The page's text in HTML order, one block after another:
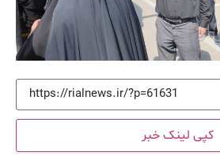
کپی لینک خبر